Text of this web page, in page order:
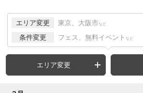
エリア変更 東京、大阪市 など
条件変更 フェス、無料イベント など
エリア変更